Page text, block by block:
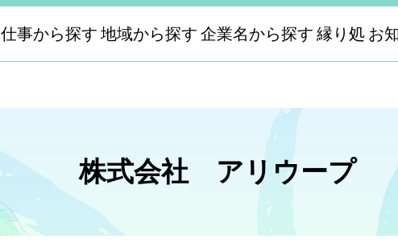
仕事から探す 地域から探す 企業名から探す 縁り処 お
株式会社 アリウープ